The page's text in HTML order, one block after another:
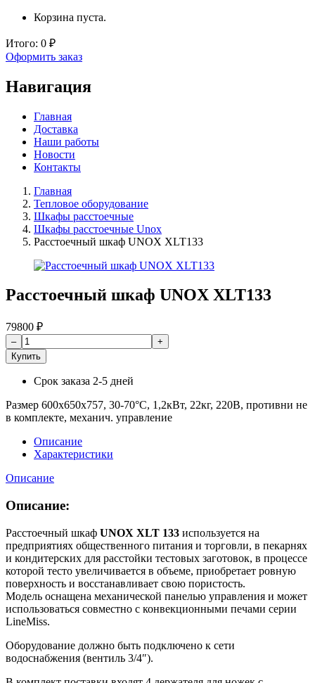
Корзина пуста.
Итого: 0 ₽
Оформить заказ
Навигация
Главная
Доставка
Наши работы
Новости
Контакты
Главная
Тепловое оборудование
Шкафы расстоечные
Шкафы расстоечные Unox
Расстоечный шкаф UNOX XLT133
Расстоечный шкаф UNOX XLT133
79800 ₽
Купить
Срок заказа 2-5 дней
Размер 600х650х757, 30-70°C, 1,2кВт, 22кг, 220В, противни не
в комплекте, механич. управление
Описание
Характеристики
Описание
Описание:
Расстоечный шкаф UNOX XLT 133 используется на
предприятиях общественного питания и торговли, в пекарнях
и кондитерских для расстойки тестовых заготовок, в процессе
которой тесто увеличивается в объеме, приобретает ровную
поверхность и восстанавливает свою пористость.
Модель оснащена механической панелью управления и может
использоваться совместно с конвекционными печами серии
LineMiss.
Оборудование должно быть подключено к сети
водоснабжения (вентиль 3/4″).